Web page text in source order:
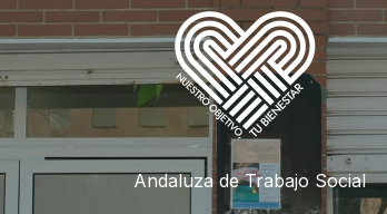
Andaluza de Trabajo Social